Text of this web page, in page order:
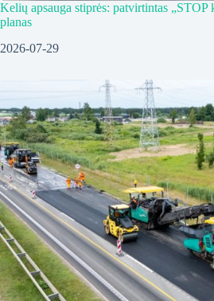
Kelių apsauga stiprės: patvirtintas „STOP
planas
2026-07-29